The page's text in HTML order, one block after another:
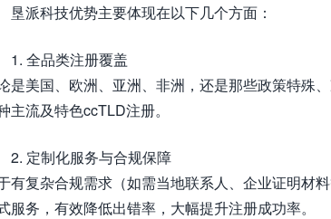
垦派科技优势主要体现在以下几个方面：
1. 全品类注册覆盖
是美国、欧洲、亚洲、非洲，还是那些政策特殊
主流及特色ccTLD注册。
2. 定制化服务与合规保障
有复杂合规需求（如需当地联系人、企业证明材
服务，有效降低出错率，大幅提升注册成功率。